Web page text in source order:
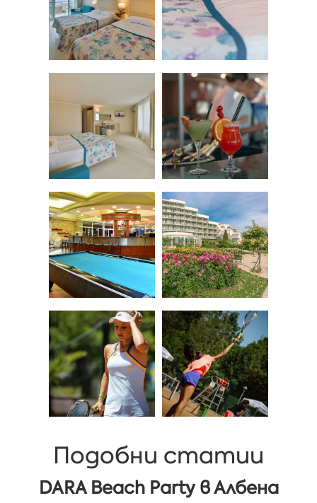
Подобни статии
DARA Beach Party в Албена